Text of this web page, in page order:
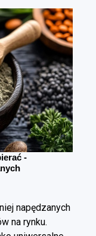
-
napędzanych
na rynku.